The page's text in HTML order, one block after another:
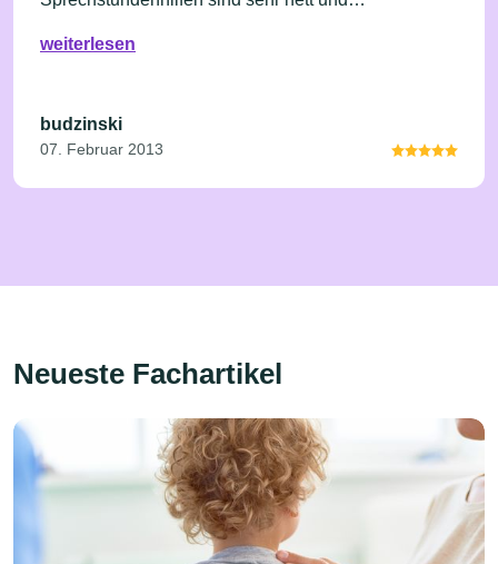
so einen Arzt haben!
weiterlesen
budzinski
07. Februar 2013
Neueste Fachartikel